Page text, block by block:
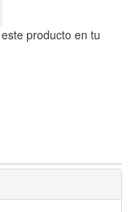
producto en tu